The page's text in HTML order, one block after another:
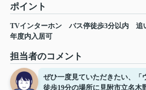
ポイント
TVインターホン バス停徒歩3分以内 追
年度内入居可
担当者のコメント
ぜひ一度見ていただきたい、「
徒歩19分の場所に見附市立名木